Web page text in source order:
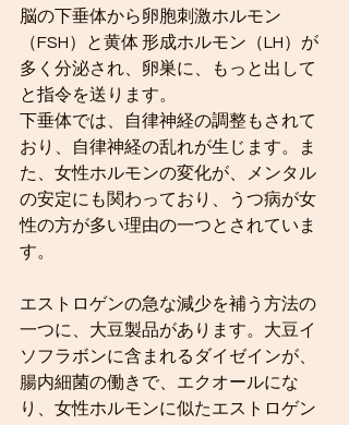
脳の下垂体から卵胞刺激ホルモン
（FSH）と黄体 形成ホルモン（LH）が
多く分泌され、卵巣に、もっと出して
と指令を送ります。
下垂体では、自律神経の調整もされて
おり、自律神経の乱れが生じます。ま
た、女性ホルモンの変化が、メンタル
の安定にも関わっており、うつ病が女
性の方が多い理由の一つとされていま
す。
エストロゲンの急な減少を補う方法の
一つに、大豆製品があります。大豆イ
ソフラボンに含まれるダイゼインが、
腸内細菌の働きで、エクオールにな
り、女性ホルモンに似たエストロゲン